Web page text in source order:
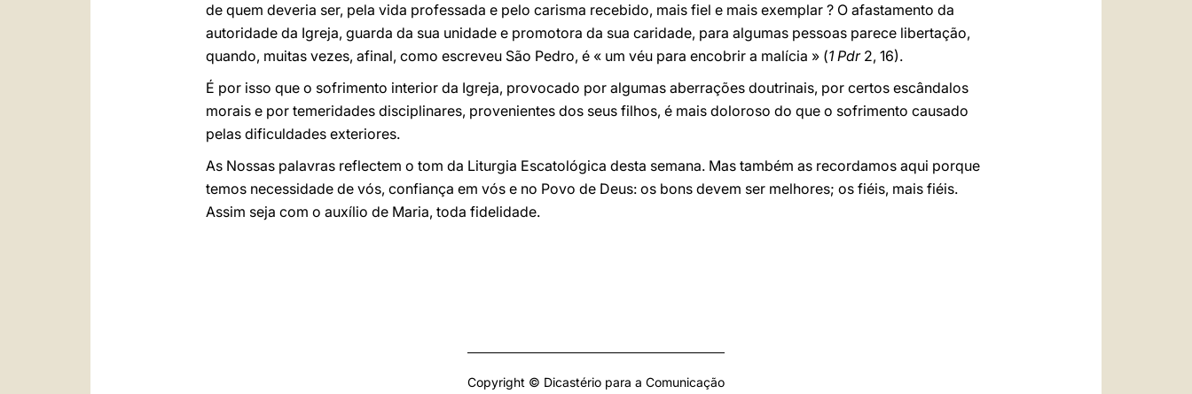
de quem deveria ser, pela vida professada e pelo carisma recebido, mais fiel e mais exemplar ? O afastamento da
autoridade da Igreja, guarda da sua unidade e promotora da sua caridade, para algumas pessoas parece libertação,
quando, muitas vezes, afinal, como escreveu São Pedro, é « um véu para encobrir a malícia » (1 Pdr2, 16).
É por isso que o sofrimento interior da Igreja, provocado por algumas aberrações doutrinais, por certos escândalos
morais e por temeridades disciplinares, provenientes dos seus filhos, é mais doloroso do que o sofrimento causado
pelas dificuldades exteriores.
As Nossas palavras reflectem o tom da Liturgia Escatológica desta semana. Mas também as recordamos aqui porque
temos necessidade de vós, confiança em vós e no Povo de Deus: os bons devem ser melhores; os fiéis, mais fiéis.
Assim seja com o auxílio de Maria, toda fidelidade.
Copyright © Dicastério para a Comunicação